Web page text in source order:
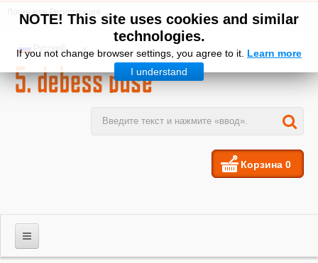
NOTE! This site uses cookies and similar
technologies.
If you not change browser settings, you agree to it. Learn more
I understand
Логин илиРегистрация
Русский
Корзина 0